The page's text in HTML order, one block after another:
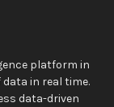
platform in
data in real time.
data-driven